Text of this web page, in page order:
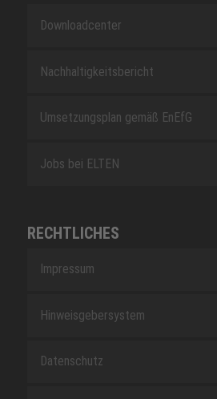
Downloadcenter
Nachhaltigkeitsbericht
Umsetzungsplan gemäß EnEfG
Jobs bei ELTEN
RECHTLICHES
Impressum
Hinweisgebersystem
Datenschutz